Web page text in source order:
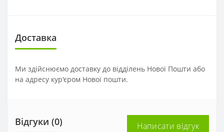
Доставка
Ми здійснюємо доставку до відділень Нової Пошти або
на адресу кур'єром Нової пошти.
Відгуки (0) Написати відгук